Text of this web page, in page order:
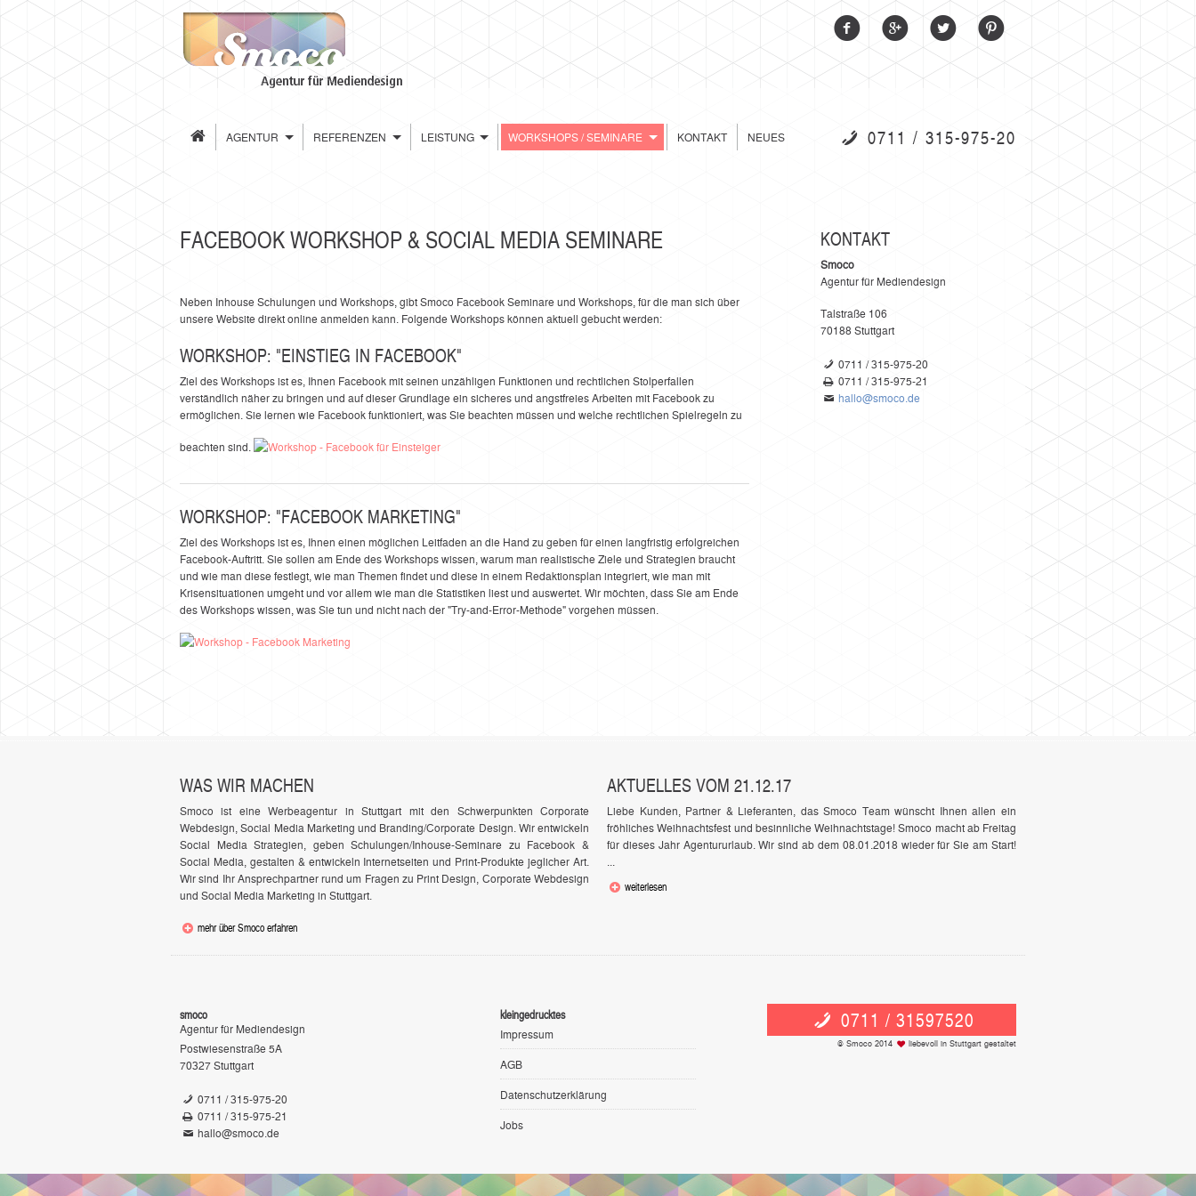
AGENTUR REFERENZEN LEISTUNG WORKSHOPS / SEMINARE KONTAKT NEUES 0711 / 315-975-20
FACEBOOK WORKSHOP & SOCIAL MEDIA SEMINARE
Neben Inhouse Schulungen und Workshops, gibt Smoco Facebook Seminare und Workshops, für die man sich über
unsere Website direkt online anmelden kann. Folgende Workshops können aktuell gebucht werden:
WORKSHOP: "EINSTIEG IN FACEBOOK"
Ziel des Workshops ist es, Ihnen Facebook mit seinen unzähligen Funktionen und rechtlichen Stolperfallen
verständlich näher zu bringen und auf dieser Grundlage ein sicheres und angstfreies Arbeiten mit Facebook zu
ermöglichen. Sie lernen wie Facebook funktioniert, was Sie beachten müssen und welche rechtlichen Spielregeln zu
beachten sind.
WORKSHOP: "FACEBOOK MARKETING"
Ziel des Workshops ist es, Ihnen einen möglichen Leitfaden an die Hand zu geben für einen langfristig erfolgreichen
Facebook-Auftritt. Sie sollen am Ende des Workshops wissen, warum man realistische Ziele und Strategien braucht
und wie man diese festlegt, wie man Themen findet und diese in einem Redaktionsplan integriert, wie man mit
Krisensituationen umgeht und vor allem wie man die Statistiken liest und auswertet. Wir möchten, dass Sie am Ende
des Workshops wissen, was Sie tun und nicht nach der "Try-and-Error-Methode" vorgehen müssen.
KONTAKT
Smoco
Agentur für Mediendesign
Talstraße 106
70188 Stuttgart
0711 / 315-975-20
0711 / 315-975-21
hallo@smoco.de
WAS WIR MACHEN
Smoco ist eine Werbeagentur in Stuttgart mit den Schwerpunkten Corporate
Webdesign, Social Media Marketing und Branding/Corporate Design. Wir entwickeln
Social Media Strategien, geben Schulungen/Inhouse-Seminare zu Facebook &
Social Media, gestalten & entwickeln Internetseiten und Print-Produkte jeglicher Art.
Wir sind Ihr Ansprechpartner rund um Fragen zu Print Design, Corporate Webdesign
und Social Media Marketing in Stuttgart.
mehr über Smoco erfahren
AKTUELLES VOM 21.12.17
Liebe Kunden, Partner & Lieferanten, das Smoco Team wünscht Ihnen allen ein
fröhliches Weihnachtsfest und besinnliche Weihnachtstage! Smoco macht ab Freitag
für dieses Jahr Agentururlaub. Wir sind ab dem 08.01.2018 wieder für Sie am Start!
weiterlesen
smoco
Agentur für Mediendesign
Postwiesenstraße 5A
70327Stuttgart
0711 / 315-975-20
0711 / 315-975-21
hallo@smoco.de
kleingedrucktes
Impressum
AGB
Datenschutzerklärung
Jobs
0711 / 31597520
© Smoco 2014 liebevoll in Stuttgart gestaltet